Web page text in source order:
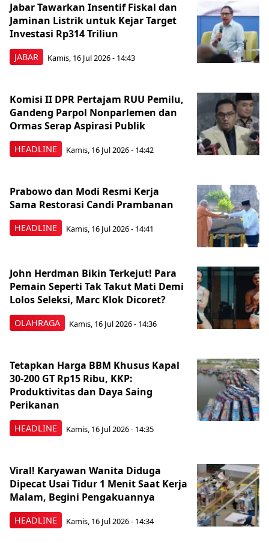
JABAR
Jabar Tawarkan Insentif Fiskal dan
Jaminan Listrik untuk Kejar Target
Investasi Rp314 Triliun
Kamis, 16 Jul 2026 - 14:43
HEADLINE
Komisi II DPR Pertajam RUU Pemilu,
Gandeng Parpol Nonparlemen dan
Ormas Serap Aspirasi Publik
Kamis, 16 Jul 2026 - 14:42
HEADLINE
Prabowo dan Modi Resmi Kerja
Sama Restorasi Candi Prambanan
Kamis, 16 Jul 2026 - 14:41
OLAHRAGA
John Herdman Bikin Terkejut! Para
Pemain Seperti Tak Takut Mati Demi
Lolos Seleksi, Marc Klok Dicoret?
Kamis, 16 Jul 2026 - 14:36
HEADLINE
Tetapkan Harga BBM Khusus Kapal
30-200 GT Rp15 Ribu, KKP:
Produktivitas dan Daya Saing
Perikanan
Kamis, 16 Jul 2026 - 14:35
HEADLINE
Viral! Karyawan Wanita Diduga
Dipecat Usai Tidur 1 Menit Saat Kerja
Malam, Begini Pengakuannya
Kamis, 16 Jul 2026 - 14:34